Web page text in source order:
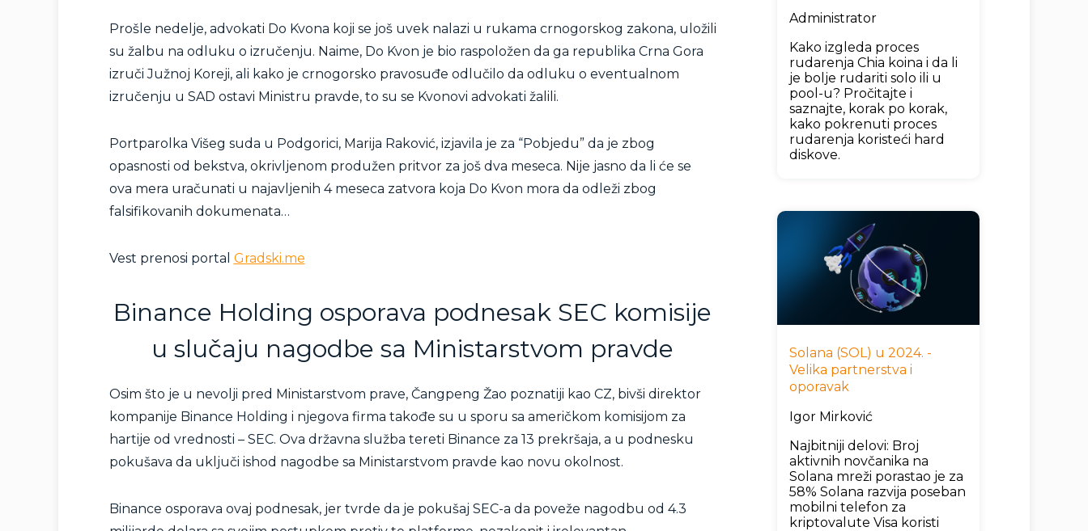
Prošle nedelje, advokati Do Kvona koji se još uvek nalazi u rukama crnogorskog zakona, uložili
su žalbu na odluku o izručenju. Naime, Do Kvon je bio raspoložen da ga republika Crna Gora
izruči Južnoj Koreji, ali kako je crnogorsko pravosuđe odlučilo da odluku o eventualnom
izručenju u SAD ostavi Ministru pravde, to su se Kvonovi advokati žalili.
Portparolka Višeg suda u Podgorici, Marija Raković, izjavila je za “Pobjedu” da je zbog
opasnosti od bekstva, okrivljenom produžen pritvor za još dva meseca. Nije jasno da li će se
ova mera uračunati u najavljenih 4 meseca zatvora koja Do Kvon mora da odleži zbog
falsifikovanih dokumenata…
Vest prenosi portal Gradski.me
Binance Holding osporava podnesak SEC komisije
u slučaju nagodbe sa Ministarstvom pravde
Osim što je u nevolji pred Ministarstvom prave, Čangpeng Žao poznatiji kao CZ, bivši direktor
kompanije Binance Holding i njegova firma takođe su u sporu sa američkom komisijom za
hartije od vrednosti – SEC. Ova državna služba tereti Binance za 13 prekršaja, a u podnesku
pokušava da uključi ishod nagodbe sa Ministarstvom pravde kao novu okolnost.
Binance osporava ovaj podnesak, jer tvrde da je pokušaj SEC-a da poveže nagodbu od 4.3
Administrator
Kako izgleda proces
rudarenja Chia koina i da li
je bolje rudariti solo ili u
pool-u? Pročitajte i
saznajte, korak po korak,
kako pokrenuti proces
rudarenja koristeći hard
diskove.
Solana (SOL) u 2024. -
Velika partnerstva i
oporavak
Igor Mirković
Najbitniji delovi: Broj
aktivnih novčanika na
Solana mreži porastao je za
58% Solana razvija poseban
mobilni telefon za
kriptovalute Visa koristi